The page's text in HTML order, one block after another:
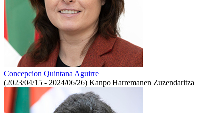
Concepcion Quintana Aguirre
(2023/04/15 - 2024/06/26) Kanpo Harremanen Zuzendaritza